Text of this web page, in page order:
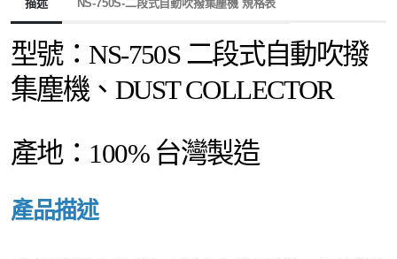
描述 NS-750S-二段式自動吹撥集塵機 規格表
型號：NS-750S 二段式自動吹撥
集塵機、DUST COLLECTOR
產地：100% 台灣製造
產品描述